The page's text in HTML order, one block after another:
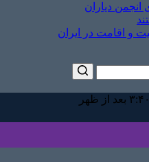
دیاران
و اقامت در ایران